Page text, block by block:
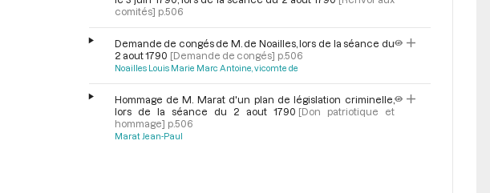
comités] p.506
Demande de congés de M. de Noailles, lors de la séance du
2 aout 1790 [Demande de congés] p.506
Noailles Louis Marie Marc Antoine, vicomte de
Hommage de M. Marat d'un plan de législation criminelle,
lors de la séance du 2 aout 1790 [Don patriotique et
hommage] p.506
Marat Jean-Paul